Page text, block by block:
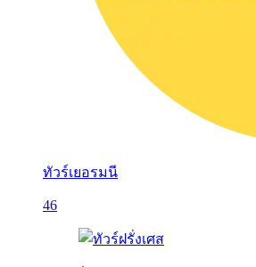
ทัวร์เยอรมนี
46